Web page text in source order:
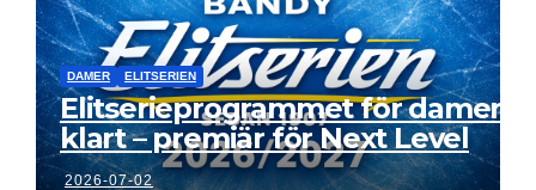
DAMER ELITSERIEN
Elitserieprogrammet för damer
klart – premiär för Next Level
2026-07-02